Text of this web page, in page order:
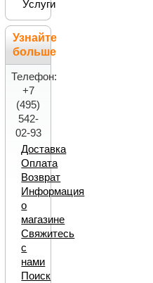
Услуги
Узнайте
больше
Телефон:
+7
(495)
542-
02-93
Доставка
Оплата
Возврат
Информация
о
магазине
Свяжитесь
с
нами
Поиск